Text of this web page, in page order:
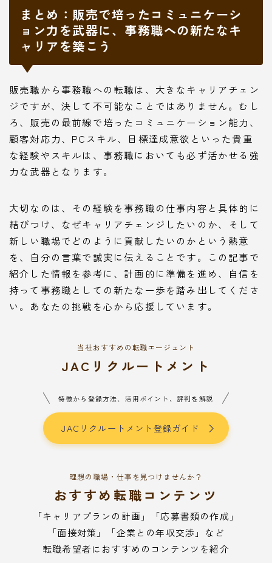
まとめ：販売で培ったコミュニケーシ
ョン力を武器に、事務職への新たなキ
ャリアを築こう
販売職から事務職への転職は、大きなキャリアチェン
ジですが、決して不可能なことではありません。むし
ろ、販売の最前線で培ったコミュニケーション能力、
顧客対応力、PCスキル、目標達成意欲といった貴重
な経験やスキルは、事務職においても必ず活かせる強
力な武器となります。
大切なのは、その経験を事務職の仕事内容と具体的に
結びつけ、なぜキャリアチェンジしたいのか、そして
新しい職場でどのように貢献したいのかという熱意
を、自分の言葉で誠実に伝えることです。この記事で
紹介した情報を参考に、計画的に準備を進め、自信を
持って事務職としての新たな一歩を踏み出してくださ
い。あなたの挑戦を心から応援しています。
当社おすすめの転職エージェント
JACリクルートメント
特徴から登録方法、活用ポイント、評判を解説
JACリクルートメント登録ガイド
理想の職場・仕事を見つけませんか？
おすすめ転職コンテンツ
「キャリアプランの計画」「応募書類の作成」
「面接対策」「企業との年収交渉」など
転職希望者におすすめのコンテンツを紹介